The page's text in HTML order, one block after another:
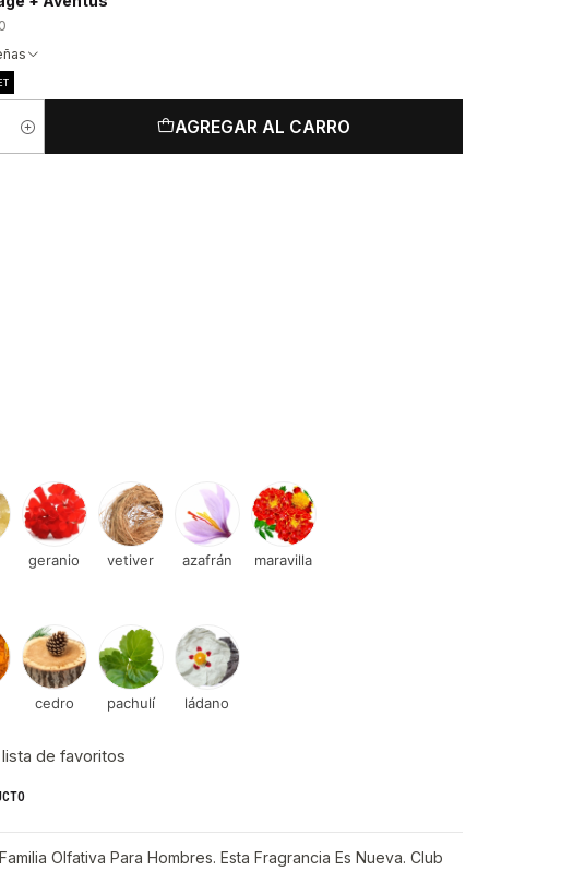
AGREGAR AL CARRO
geranio vetiver azafrán maravilla
cedro pachulí ládano
de favoritos
Olfativa Para Hombres. Esta Fragrancia Es Nueva. Club